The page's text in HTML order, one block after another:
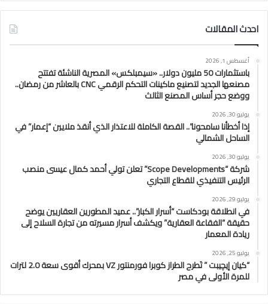
احدث المقالات
أغسطس 1, 2026
باستثمارات 50 مليون دولار.. «سيمبلكس» المصرية الناشئة تفتتح
مصنعها الجديد لتصنيع ماكينات التحكم الرقمي CNC بالعاشر من رمضان..
ووضع حجر أساس المصنع الثالث
يوليو 30, 2026
إذا أخطأنا سامحونا”.. القصة الكاملة للاعتذار الذي أنقذ ملايين “إعمار” في
الساحل الشمالي
يوليو 30, 2026
شركة “Scope Developments” تعلن تولي أحمد كمال عيسى منصب
الرئيس التنفيذي للقطاع التجاري
يوليو 29, 2026
في انطلاقة بودكاست “أسرار الكبار”.. عميد المطورين العقاريين يوضح
حقيقة “الفقاعة العقارية” ويكشف أسرار مسيرته من تجارة السلاح إلى
ريادة المعمار
يوليو 25, 2026
“كيان إيچيبت ” تَطرح الطراز كوبرا فورمنتور VZ بمحرك أقوى سعة 2.0 لترات
للمرة الأولى في مصر